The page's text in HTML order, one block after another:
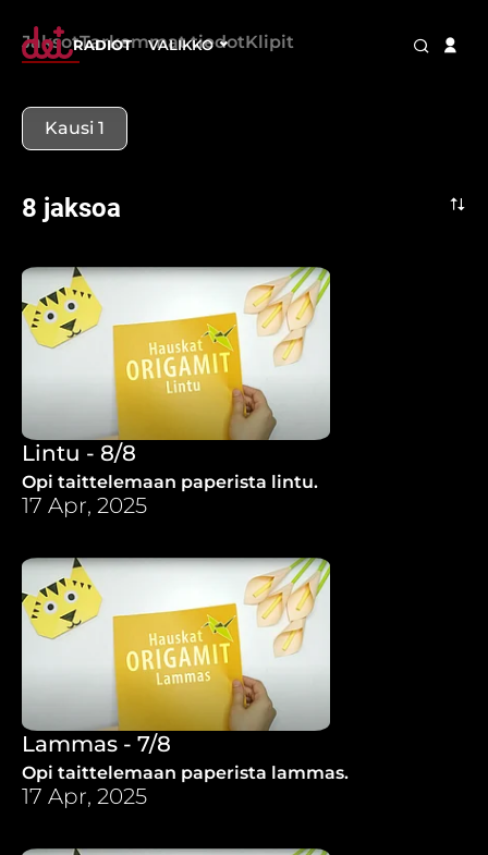
RADIOT VALIKKO
JaksotTarkemmat tiedotKlipit
Kausi 1
8 jaksoa
Lintu - 8/8
Opi taittelemaan paperista lintu.
17 Apr, 2025
Lammas - 7/8
Opi taittelemaan paperista lammas.
17 Apr, 2025